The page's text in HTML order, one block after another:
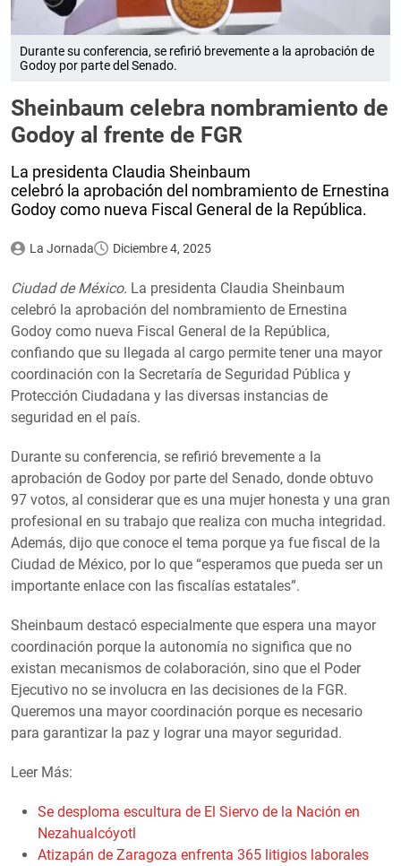
Durante su conferencia, se refirió brevemente a la aprobación de
Godoy por parte del Senado.
Sheinbaum celebra nombramiento de
Godoy al frente de FGR
La presidenta Claudia Sheinbaum
celebró la aprobación del nombramiento de Ernestina
Godoy como nueva Fiscal General de la República.
La Jornada Diciembre 4, 2025
Ciudad de México. La presidenta Claudia Sheinbaum
celebró la aprobación del nombramiento de Ernestina
Godoy como nueva Fiscal General de la República,
confiando que su llegada al cargo permite tener una mayor
coordinación con la Secretaría de Seguridad Pública y
Protección Ciudadana y las diversas instancias de
seguridad en el país.
Durante su conferencia, se refirió brevemente a la
aprobación de Godoy por parte del Senado, donde obtuvo
97 votos, al considerar que es una mujer honesta y una gran
profesional en su trabajo que realiza con mucha integridad.
Además, dijo que conoce el tema porque ya fue fiscal de la
Ciudad de México, por lo que “esperamos que pueda ser un
importante enlace con las fiscalías estatales”.
Sheinbaum destacó especialmente que espera una mayor
coordinación porque la autonomía no significa que no
existan mecanismos de colaboración, sino que el Poder
Ejecutivo no se involucra en las decisiones de la FGR.
Queremos una mayor coordinación porque es necesario
para garantizar la paz y lograr una mayor seguridad.
Leer Más:
Se desploma escultura de El Siervo de la Nación en
Nezahualcóyotl
Atizapán de Zaragoza enfrenta 365 litigios laborales